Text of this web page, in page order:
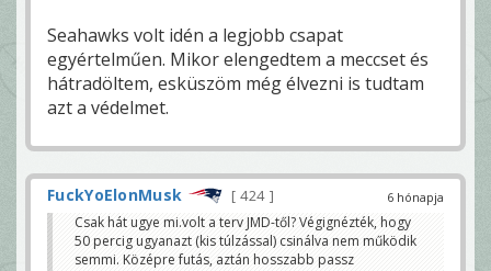
Seahawks volt idén a legjobb csapat
egyértelműen. Mikor elengedtem a meccset és
hátradöltem, esküszöm még élvezni is tudtam
azt a védelmet.
6 hónapja
FuckYoElonMusk
424
Csak hát ugye mi.volt a terv JMD-től? Végignézték, hogy
50 percig ugyanazt (kis túlzással) csinálva nem működik
semmi. Középre futás, aztán hosszabb passz